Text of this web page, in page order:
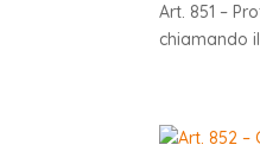
Art. 851 –
chiamando